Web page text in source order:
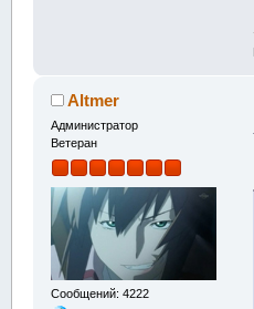
Altmer
Администратор
Ветеран
Сообщений: 4222